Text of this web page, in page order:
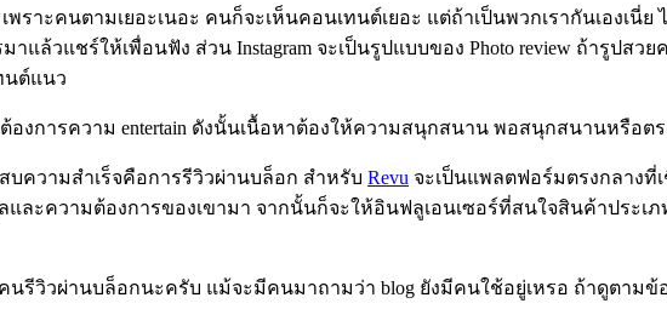
เพราะคนตามเยอะเนอะ คนก็จะเห็นคอนเทนต์เยอะ แต่ถ้าเป็นพวกเรากันเองเ
มาแล้วแชร์ให้เพื่อนฟัง ส่วน Instagram จะเป็นรูปแบบของ Photo review ถ้ารูปส
นต์แนว
องการความ entertain ดังนั้นเนื้อหาต้องให้ความสนุกสนาน พอสนุกสนานหรือต
บความสำเร็จคือการรีวิวผ่านบล็อก สำหรับ Revu จะเป็นแพลตฟอร์มตรงกลางที่
ละความต้องการของเขามา จากนั้นก็จะให้อินฟลูเอนเซอร์ที่สนใจสินค้าประเ
รีวิวผ่านบล็อกนะครับ แม้จะมีคนมาถามว่า blog ยังมีคนใช้อยู่เหรอ ถ้าดูตามข้